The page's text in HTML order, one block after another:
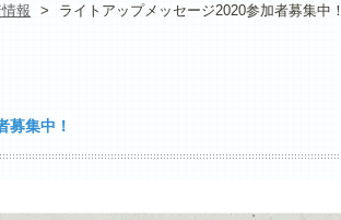
報 > ライトアップメッセージ2020参加者募集中！
募集中！